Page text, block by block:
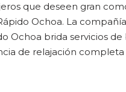
que deseen gran
Ochoa. La
Ochoa brida servicios
de relajación completa